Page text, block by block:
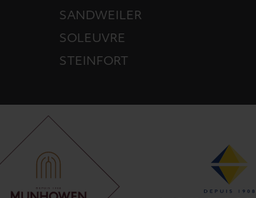
SANDWEILER
SOLEUVRE
STEINFORT